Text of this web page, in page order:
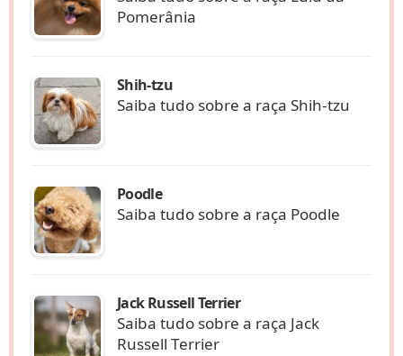
Pomerânia
Shih-tzu
Saiba tudo sobre a raça Shih-tzu
Poodle
Saiba tudo sobre a raça Poodle
Jack Russell Terrier
Saiba tudo sobre a raça Jack
Russell Terrier